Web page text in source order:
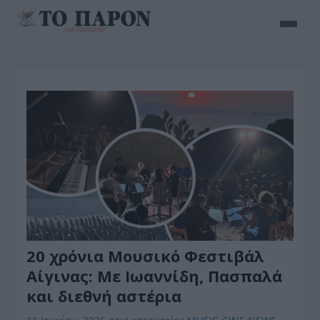
20 χρόνια Μουσικό Φεστιβάλ
Αίγινας: Με Ιωαννίδη, Πασπαλά
και διεθνή αστέρια